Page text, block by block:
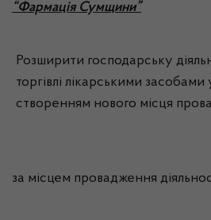
“Фармація Сумщини”
Розширити господарську
торгівлі лікарськими засобами у
створенням нового місця
за місцем провадження